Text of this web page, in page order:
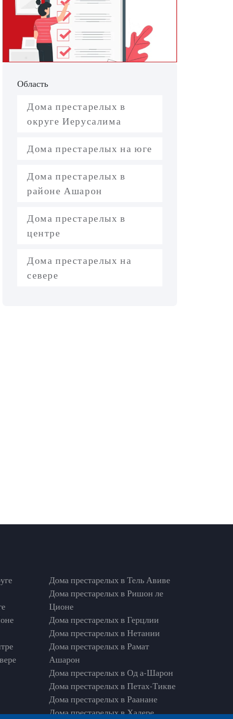
Область
Дома престарелых в
округе Иерусалима
Дома престарелых на юге
Дома престарелых в
районе Ашарон
Дома престарелых в
центре
Дома престарелых на
севере
Дома престарелых в Тель Авиве
Дома престарелых в Ришон ле
Ционе
Дома престарелых в Герцлии
Дома престарелых в Нетании
Дома престарелых в Рамат
Ашарон
Дома престарелых в Од а-Шарон
Дома престарелых в Петах-Тикве
Дома престарелых в Раанане
Дома престарелых в Хадере